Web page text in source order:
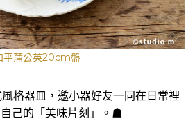
平蒲公英20cm盤
格器皿，邀小器好友一同在日常裡
己的「美味片刻」。☗